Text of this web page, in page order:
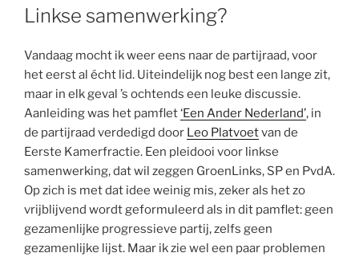
OP
Linkse samenwerking?
Vandaag mocht ik weer eens naar de partijraad, voor
het eerst al écht lid. Uiteindelijk nog best een lange zit,
maar in elk geval ’s ochtends een leuke discussie.
Aanleiding was het pamflet‘Een Ander Nederland’, in
de partijraad verdedigd door Leo Platvoetvan de
Eerste Kamerfractie. Een pleidooi voor linkse
samenwerking, dat wil zeggen GroenLinks, SP en PvdA.
Op zich is met dat idee weinig mis, zeker als het zo
vrijblijvend wordt geformuleerd als in dit pamflet: geen
gezamenlijke progressieve partij, zelfs geen
gezamenlijke lijst. Maar ik zie wel een paar problemen